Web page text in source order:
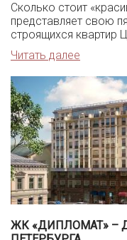
Сколько стоит
представляет свою
строящихся квартир
Читать далее
ЖК «ДИПЛОМАТ» –